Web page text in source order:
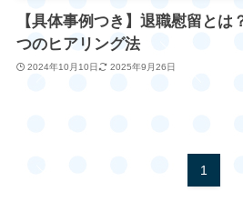
【具体事例つき】退職慰留とは
つのヒアリング法
2024年10月10日 2025年9月26日
1